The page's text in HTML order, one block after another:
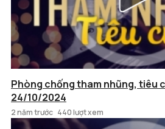
Phòng chống tham nhũng, tiêu
24/10/2024
2 năm trước 440 lượt xem